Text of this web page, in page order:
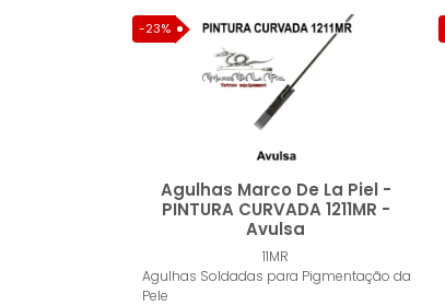
-23%
Agulhas Marco De La Piel -
PINTURA CURVADA 1211MR -
Avulsa
11MR
Agulhas Soldadas para Pigmentação da
Pele
Comprar